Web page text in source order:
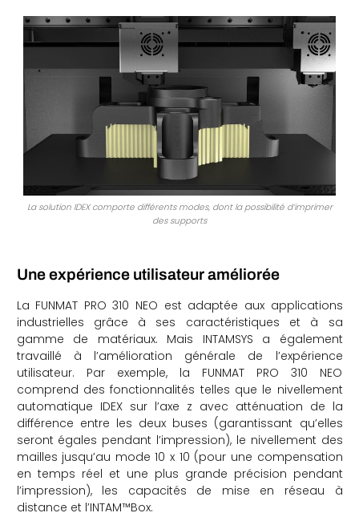
La solution IDEX comporte différents modes, dont la possibilité d’imprimer
des supports
Une expérience utilisateur améliorée
La FUNMAT PRO 310 NEO est adaptée aux applications
industrielles grâce à ses caractéristiques et à sa
gamme de matériaux. Mais INTAMSYS a également
travaillé à l’amélioration générale de l’expérience
utilisateur. Par exemple, la FUNMAT PRO 310 NEO
comprend des fonctionnalités telles que le nivellement
automatique IDEX sur l’axe z avec atténuation de la
différence entre les deux buses (garantissant qu’elles
seront égales pendant l’impression), le nivellement des
mailles jusqu’au mode 10 x 10 (pour une compensation
en temps réel et une plus grande précision pendant
l’impression), les capacités de mise en réseau à
distance et l’INTAM™Box.